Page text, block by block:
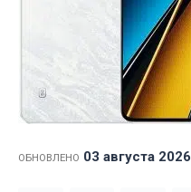
ОБНОВЛЕНО 03 августа 2026